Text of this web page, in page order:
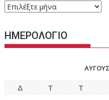
ΑΡΧΕΙΟ
ΑΝΑ
ΜΗΝΑ
ΗΜΕΡΟΛΟΓΙΟ
Δ Τ Τ